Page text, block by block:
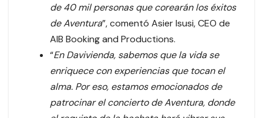
de 40 mil personas que corearán los éxitos
de Aventura”, comentó Asier Isusi, CEO de
AIB Booking and Productions.
“En Davivienda, sabemos que la vida se
enriquece con experiencias que tocan el
alma. Por eso, estamos emocionados de
patrocinar el concierto de Aventura, donde